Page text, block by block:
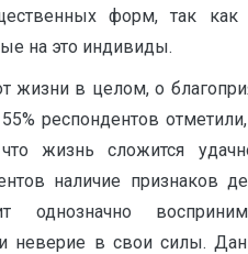
форм, так как
на это индивиды.
жизни в целом, о
респондентов
что жизнь сложится
наличие признаков
однозначно
неверие в свои силы.